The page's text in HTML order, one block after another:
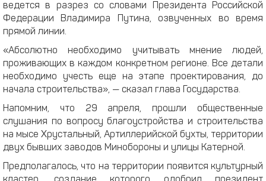
ведется в разрез со словами Президента Российской
Федерации Владимира Путина, озвученных во время
прямой линии.
«Абсолютно необходимо учитывать мнение людей,
проживающих в каждом конкретном регионе. Все детали
необходимо учесть еще на этапе проектирования, до
начала строительства», — сказал глава Государства.
Напомним, что 29 апреля, прошли общественные
слушания по вопросу благоустройства и строительства
на мысе Хрустальный, Артиллерийской бухты, территории
двух бывших заводов Минобороны и улицы Катерной.
Предполагалось, что на территории появится культурный